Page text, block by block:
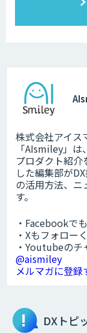
株式会社アイス
「AIsmiley」
プロダクト紹介
した編集部が
の活用方法、ニ
す。
・Facebookで
・Xもフォロー
・Youtubeの
@aismiley
メルマガに登録
DXトピ